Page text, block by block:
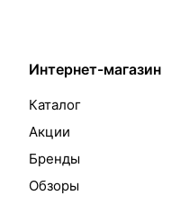
Интернет-магазин
Каталог
Акции
Бренды
Обзоры